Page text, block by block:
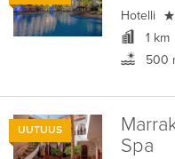
Hotelli
1 km
500
UUTUUS
Spa